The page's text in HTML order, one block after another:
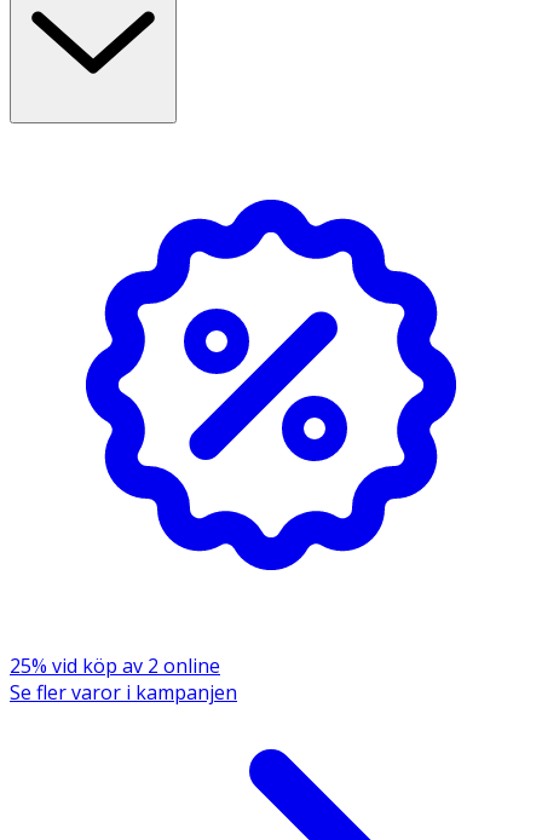
- Rengör såret och torka försiktigt.
Backing: polyurethane Adhesive: polyacrylate Wound pad:
viscose / polyethylene
Märkning: FSC Forest Steward Council Mix
25% vid köp av 2 online
Se fler varor i kampanjen